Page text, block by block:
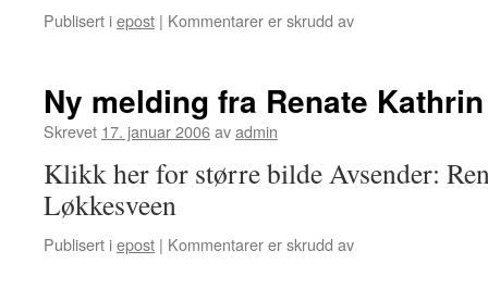
Publisert iepost | Kommentarer er skrudd av
nå's
Frode
Ny melding fra Renate
Skrevet 17. januar 2006avadmin
Klikk her for større bilde Avsender:
Løkkesveen
Publisert iepost | Kommentarer er skrudd av